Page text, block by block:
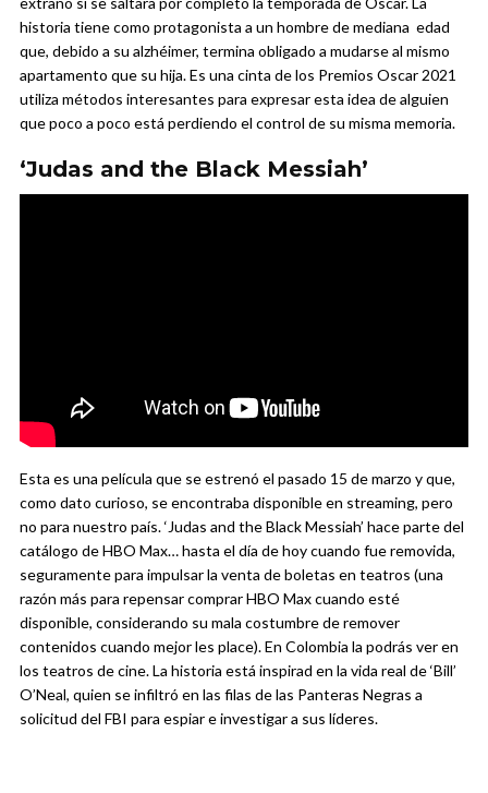
historia tiene como protagonista a un hombre de mediana edad
que, debido a su alzhéimer, termina obligado a mudarse al mismo
apartamento que su hija. Es una cinta de los Premios Oscar 2021
utiliza métodos interesantes para expresar esta idea de alguien
que poco a poco está perdiendo el control de su misma memoria.
‘Judas and the Black Messiah’
Esta es una película que se estrenó el pasado 15 de marzo y que,
como dato curioso, se encontraba disponible en streaming, pero
no para nuestro país. ‘Judas and the Black Messiah’ hace parte del
catálogo de HBO Max… hasta el día de hoy cuando fue removida,
seguramente para impulsar la venta de boletas en teatros (una
razón más para repensar comprar HBO Max cuando esté
disponible, considerando su mala costumbre de remover
contenidos cuando mejor les place). En Colombia la podrás ver en
los teatros de cine. La historia está inspirad en la vida real de ‘Bill’
O’Neal, quien se infiltró en las filas de las Panteras Negras a
solicitud del FBI para espiar e investigar a sus líderes.